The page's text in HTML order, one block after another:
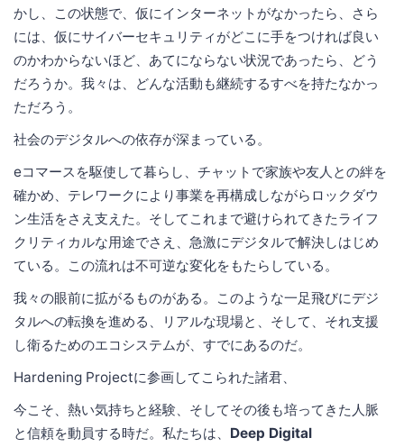
かし、この状態で、仮にインターネットがなかったら、さら
には、仮にサイバーセキュリティがどこに手をつければ良い
のかわからないほど、あてにならない状況であったら、どう
だろうか。我々は、どんな活動も継続するすべを持たなかっ
ただろう。
社会のデジタルへの依存が深まっている。
eコマースを駆使して暮らし、チャットで家族や友人との絆を
確かめ、テレワークにより事業を再構成しながらロックダウ
ン生活をさえ支えた。そしてこれまで避けられてきたライフ
クリティカルな用途でさえ、急激にデジタルで解決しはじめ
ている。この流れは不可逆な変化をもたらしている。
我々の眼前に拡がるものがある。このような一足飛びにデジ
タルへの転換を進める、リアルな現場と、そして、それ支援
し衛るためのエコシステムが、すでにあるのだ。
Hardening Projectに参画してこられた諸君、
今こそ、熱い気持ちと経験、そしてその後も培ってきた人脈
と信頼を動員する時だ。私たちは、 Deep Digital